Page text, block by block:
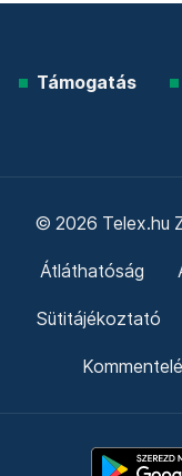
Támogatás
© 2026 Telex.hu
Átláthatóság
Sütitájékoztató